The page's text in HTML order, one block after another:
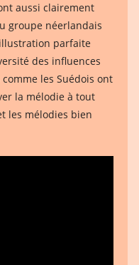
aussi clairement
groupe néerlandais
parfaite
des influences
les Suédois ont
la mélodie à tout
les mélodies bien